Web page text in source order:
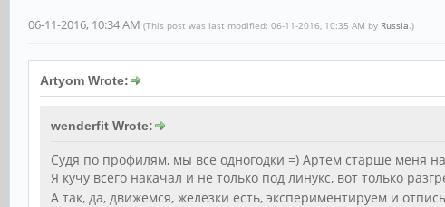
06-11-2016, 10:34 AM (This post was last modified: 06-11-2016, 10:35 AM by Russia.)
Artyom Wrote:
wenderfit Wrote:
Судя по профилям, мы все одногодки =) Артем старше меня
Я кучу всего накачал и не только под линукс, вот только
А так, да, движемся, железки есть, экспериментируем и